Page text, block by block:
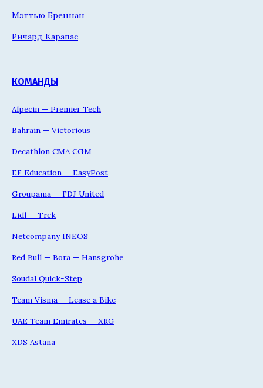
Мэттью Бреннан
Ричард Карапас
КОМАНДЫ
Alpecin — Premier Tech
Bahrain — Victorious
Decathlon CMA CGM
EF Education — EasyPost
Groupama — FDJ United
Lidl — Trek
Netcompany INEOS
Red Bull — Bora — Hansgrohe
Soudal Quick-Step
Team Visma — Lease a Bike
UAE Team Emirates — XRG
XDS Astana